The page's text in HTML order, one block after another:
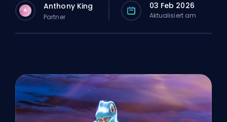
A Anthony King
Partner
03 Feb 2026
Aktualisiert am